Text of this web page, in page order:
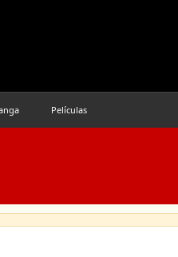
Películas